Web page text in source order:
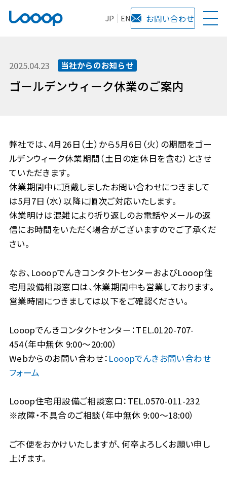
JP EN お問い合わせ
2025.04.23 当社からのお知らせ
ゴールデンウィーク休業のご案内
弊社では、4月26日（土）から5月6日（火）の期間をゴー
ルデンウィーク休業期間（土日の定休日を含む）とさせ
ていただきます。
休業期間中に頂戴しましたお問い合わせにつきまして
は5月7日（水）以降に順次ご対応いたします。
休業明けは混雑により折り返しのお電話やメールの返
信にお時間をいただく場合がございますのでご了承くだ
さい。
なお、LooopでんきコンタクトセンターおよびLooop住
宅用設備相談窓口は、休業期間中も営業しております。
営業時間につきましては以下をご確認ください。
Looopでんきコンタクトセンター：TEL.0120-707-
454（年中無休 9:00～20:00）
Webからのお問い合わせ： Looopでんきお問い合わせ
フォーム
Looop住宅用設備ご相談窓口：TEL.0570-011-232
※故障・不具合のご相談（年中無休 9:00～18:00）
ご不便をおかけいたしますが、何卒よろしくお願い申し
上げます。